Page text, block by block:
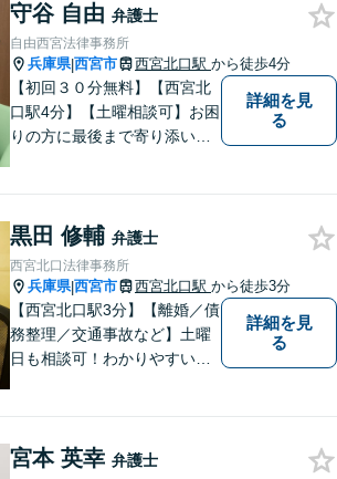
民事事件，家事事件，刑事事
件も幅広く取り扱っておりま
す。
守谷 自由 弁護士
自由西宮法律事務所
兵庫県|西宮市 西宮北口駅 から徒歩4分
【初回３０分無料】【西宮北
口駅4分】【土曜相談可】お困
りの方に最後まで寄り添い、
産分割・相続放棄）、交通事
故（保険会社との交渉）ご相
談ください【カード・Paypay
決済可】
詳細を見
る
黒田 修輔 弁護士
西宮北口法律事務所
兵庫県|西宮市 西宮北口駅 から徒歩3分
【西宮北口駅3分】【離婚／債
務整理／交通事故など】土曜
日も相談可！わかりやすい料
詳細を見
る
宮本 英幸 弁護士